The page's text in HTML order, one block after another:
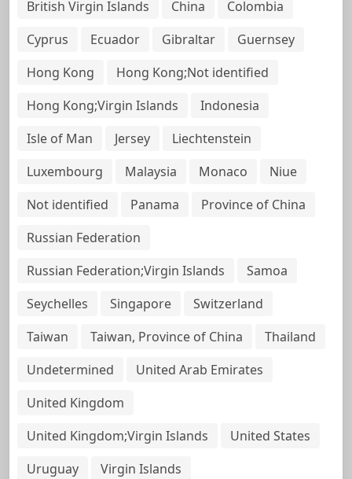
British Virgin Islands
China
Colombia
Cyprus
Ecuador Gibraltar
Guernsey
Hong Kong
Hong Kong;Not identified
Hong Kong;Virgin Islands
Indonesia
Isle of Man
Jersey
Liechtenstein
Luxembourg
Malaysia Monaco
Niue
Not identified
Panama
Province of China
Russian Federation
Russian Federation;Virgin Islands
Samoa
Seychelles
Singapore
Switzerland
Taiwan
Taiwan, Province of China
Thailand
Undetermined
United Arab Emirates
United Kingdom
United Kingdom;Virgin Islands
United States
Uruguay
Virgin Islands